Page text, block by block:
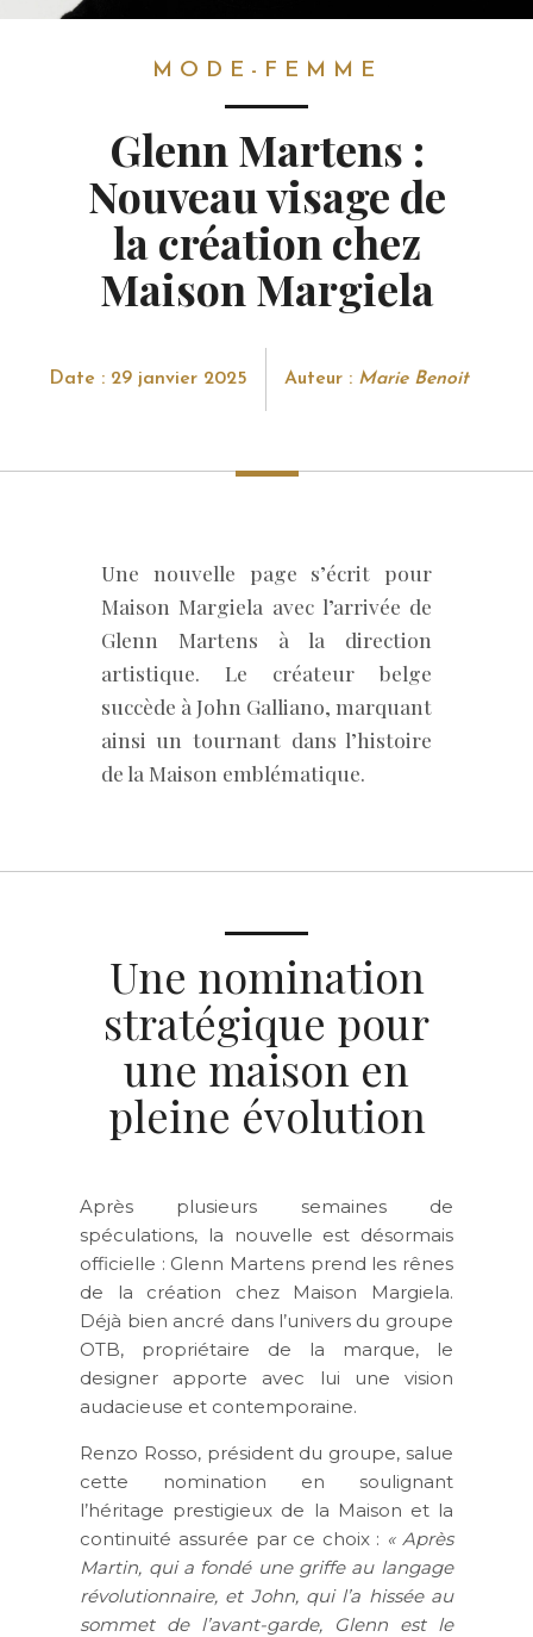
MODE-FEMME
Glenn Martens :
Nouveau visage de
la création chez
Maison Margiela
Date : 29 janvier 2025 Auteur : Marie Benoit
Une nouvelle page s’écrit pour
Maison Margiela avec l’arrivée de
Glenn Martens à la direction
artistique. Le créateur belge
succède à John Galliano, marquant
ainsi un tournant dans l’histoire
de la Maison emblématique.
Une nomination
stratégique pour
une maison en
pleine évolution
Après plusieurs semaines de
spéculations, la nouvelle est désormais
officielle : Glenn Martens prend les rênes
de la création chez Maison Margiela.
Déjà bien ancré dans l’univers du groupe
OTB, propriétaire de la marque, le
designer apporte avec lui une vision
audacieuse et contemporaine.
Renzo Rosso, président du groupe, salue
cette nomination en soulignant
l’héritage prestigieux de la Maison et la
continuité assurée par ce choix : « Après
Martin, qui a fondé une griffe au langage
révolutionnaire, et John, qui l’a hissée au
sommet de l’avant-garde, Glenn est le